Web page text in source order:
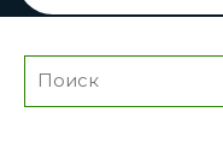
Search